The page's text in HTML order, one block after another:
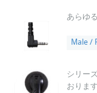
あらゆ
Male /
シリー
おります